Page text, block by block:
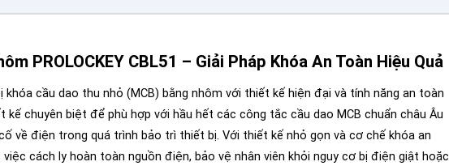
PROLOCKEY CBL51 – Giải Pháp Khóa An Toàn Hiệu Quả
khóa cầu dao thu nhỏ (MCB) bằng nhôm với thiết kế hiện đại và tính năng an toàn
chuyên biệt để phù hợp với hầu hết các công tắc cầu dao MCB chuẩn châu Âu
về điện trong quá trình bảo trì thiết bị. Với thiết kế nhỏ gọn và cơ chế khóa an
việc cách ly hoàn toàn nguồn điện, bảo vệ nhân viên khỏi nguy cơ bị điện giật hoặc